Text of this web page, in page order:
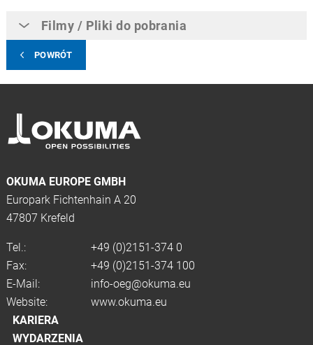
Filmy / Pliki do pobrania
POWRÓT
OKUMA EUROPE GMBH
Europark Fichtenhain A 20
47807 Krefeld
Tel.:
+49 (0)2151-374 0
Fax:
+49 (0)2151-374 100
E-Mail:
info-oeg@okuma.eu
Website:
www.okuma.eu
KARIERA
WYDARZENIA